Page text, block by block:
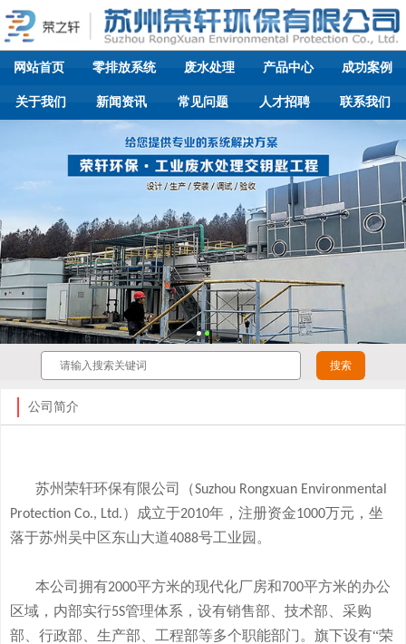
网站首页 零排放系统 废水处理 产品中心 成功案例
关于我们 新闻资讯 常见问题 人才招聘 联系我们
公司简介
苏州荣轩环保有限公司（Suzhou Rongxuan Environmental
Protection Co., Ltd.）成立于2010年，注册资金1000万元，坐
落于苏州吴中区东山大道4088号工业园。
本公司拥有2000平方米的现代化厂房和700平方米的办公
区域，内部实行5S管理体系，设有销售部、技术部、采购
部、行政部、生产部、工程部等多个职能部门。旗下设有“荣